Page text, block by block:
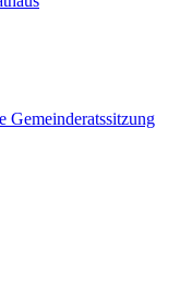
Gemeinderatssitzung